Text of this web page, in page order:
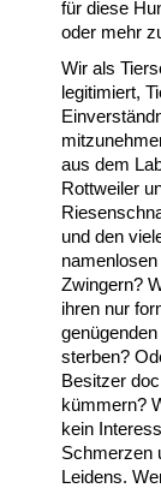
für diese
oder mehr
Wir als
legitimiert,
aus dem
Rottweiler
und den
Zwingern?
ihren nur
sterben?
Besitzer
kümmern?
kein
Schmerzen
Leidens.